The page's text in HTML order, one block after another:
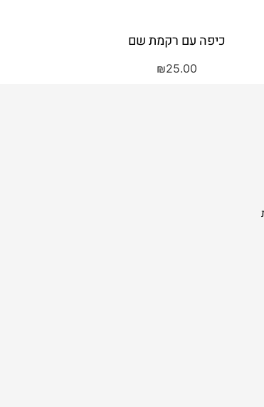
כיפה עם רקמת שם
₪25.00